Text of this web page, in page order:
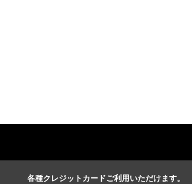
各種クレジットカードご利用いただけます。